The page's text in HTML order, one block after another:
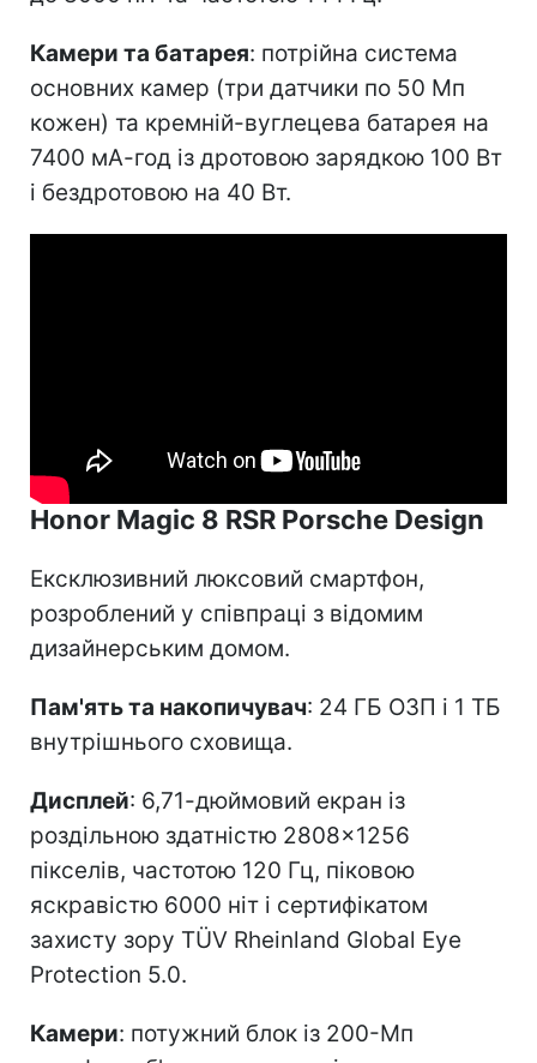
Камери та батарея: потрійна система
основних камер (три датчики по 50 Мп
кожен) та кремній-вуглецева батарея на
7400 мА-год із дротовою зарядкою 100 Вт
і бездротовою на 40 Вт.
Honor Magic 8 RSR Porsche Design
Ексклюзивний люксовий смартфон,
розроблений у співпраці з відомим
дизайнерським домом.
Пам'ять та накопичувач: 24 ГБ ОЗП і 1 ТБ
внутрішнього сховища.
Дисплей: 6,71-дюймовий екран із
роздільною здатністю 2808×1256
пікселів, частотою 120 Гц, піковою
яскравістю 6000 ніт і сертифікатом
захисту зору TÜV Rheinland Global Eye
Protection 5.0.
Камери: потужний блок із 200-Мп